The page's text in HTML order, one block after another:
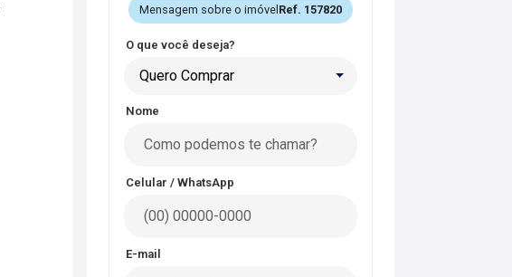
Mensagem sobre o imóvel Ref. 157820
O que você deseja?
Quero Comprar
Nome
Celular / WhatsApp
E-mail